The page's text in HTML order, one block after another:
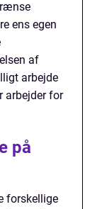
ens egen
af
arbejde
arbejder for
på
forskellige